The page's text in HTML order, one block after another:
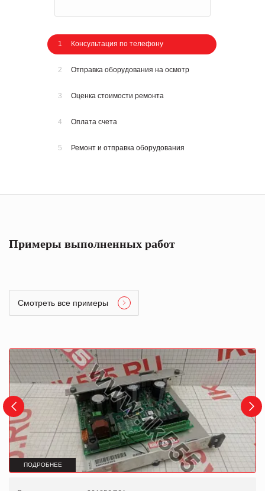
1 Консультация по телефону
2 Отправка оборудования на осмотр
3 Оценка стоимости ремонта
4 Оплата счета
5 Ремонт и отправка оборудования
Примеры выполненных работ
Смотреть все примеры
ПОДРОБНЕЕ